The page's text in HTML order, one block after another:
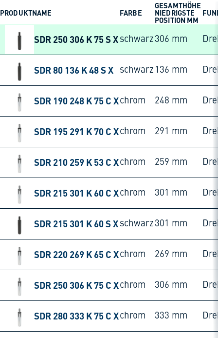
PRODUKTNAME FARBE
GESAMTHÖHE
NIEDRIGSTE
POSITION MM
SDR 250 306 K 75 S X schwarz306 mm
SDR 80 136 K 48 S X schwarz 136 mm
SDR 190 248 K 75 C Xchrom 248 mm
SDR 195 291 K 70 C Xchrom 291 mm
SDR 210 259 K 53 C Xchrom 259 mm
SDR 215 301 K 60 C Xchrom 301 mm
SDR 215 301 K 60 S X schwarz301 mm
SDR 220 269 K 65 C Xchrom 269 mm
SDR 250 306 K 75 C Xchrom 306 mm
SDR 280 333 K 75 C Xchrom 333 mm